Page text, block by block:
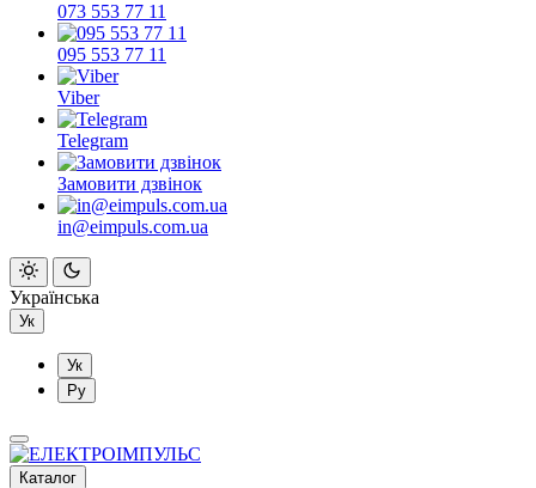
073 553 77 11
095 553 77 11
Viber
Telegram
Замовити дзвінок
in@eimpuls.com.ua
Українська
Ук
Ук
Ру
Каталог